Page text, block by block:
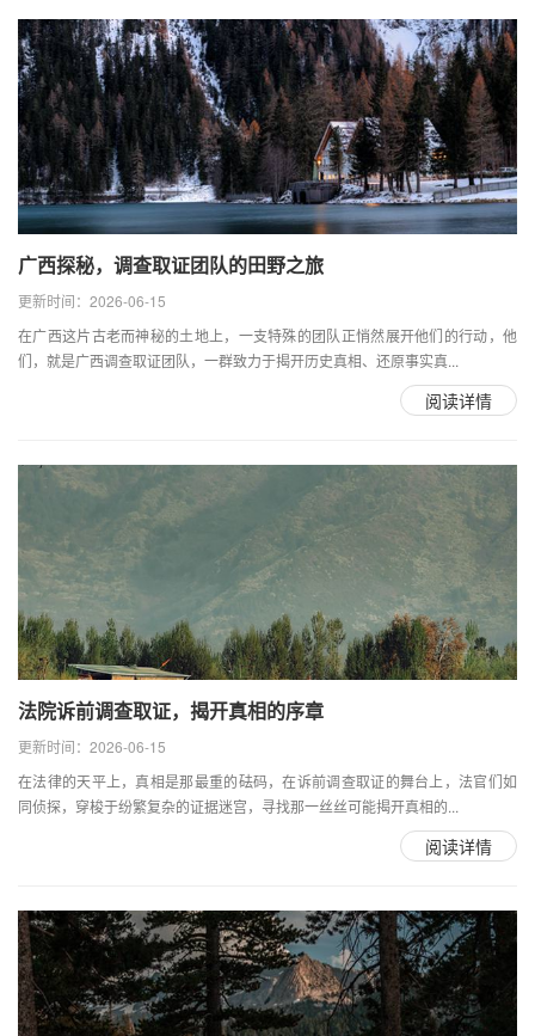
广西探秘，调查取证团队的田野之旅
更新时间：2026-06-15
在广西这片古老而神秘的土地上，一支特殊的团队正悄然展开他们的行动，他
们，就是广西调查取证团队，一群致力于揭开历史真相、还原事实真...
阅读详情
法院诉前调查取证，揭开真相的序章
更新时间：2026-06-15
在法律的天平上，真相是那最重的砝码，在诉前调查取证的舞台上，法官们如
同侦探，穿梭于纷繁复杂的证据迷宫，寻找那一丝丝可能揭开真相的...
阅读详情